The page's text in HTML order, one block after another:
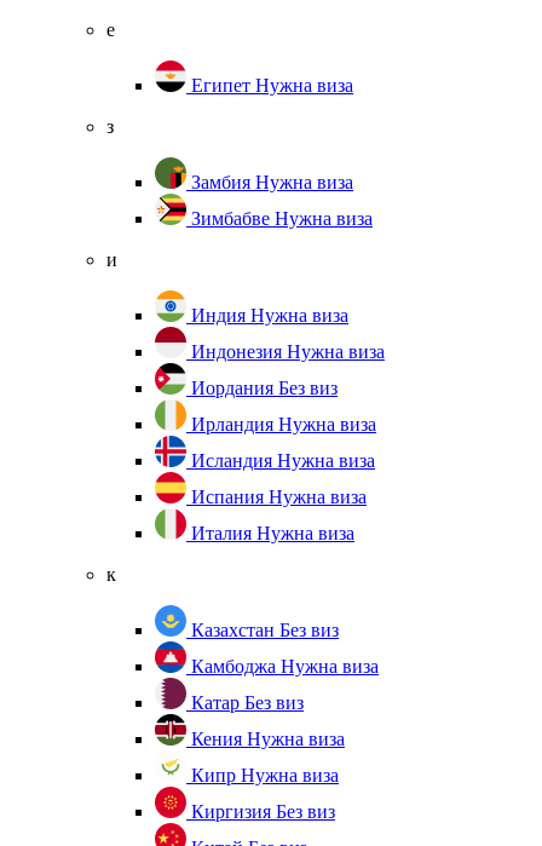
е
Египет Нужна виза
з
Замбия Нужна виза
Зимбабве Нужна виза
и
Индия Нужна виза
Индонезия Нужна виза
Иордания Без виз
Ирландия Нужна виза
Исландия Нужна виза
Испания Нужна виза
Италия Нужна виза
к
Казахстан Без виз
Камбоджа Нужна виза
Катар Без виз
Кения Нужна виза
Кипр Нужна виза
Киргизия Без виз